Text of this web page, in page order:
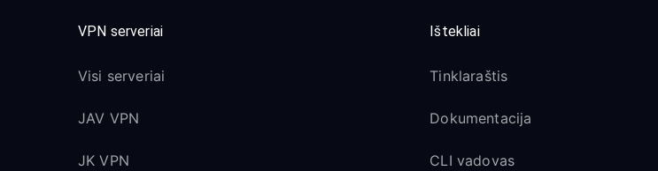
VPN serveriai
Visi serveriai
JAV VPN
JK VPN
Ištekliai
Tinklaraštis
Dokumentacija
CLI vadovas